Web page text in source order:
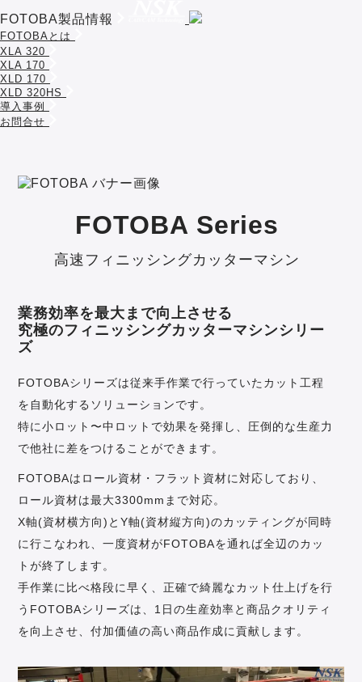
FOTOBA製品情報
FOTOBAとは
XLA 320
XLA 170
XLD 170
XLD 320HS
導入事例
お問合せ
FOTOBA Series
高速フィニッシングカッターマシン
業務効率を最大まで向上させる
究極のフィニッシングカッターマシンシリー
ズ
FOTOBAシリーズは従来手作業で行っていたカット工程
を自動化するソリューションです。
特に小ロット〜中ロットで効果を発揮し、圧倒的な生産力
で他社に差をつけることができます。
FOTOBAはロール資材・フラット資材に対応しており、
ロール資材は最大3300mmまで対応。
X軸(資材横方向)とY軸(資材縦方向)のカッティングが同時
に行こなわれ、一度資材がFOTOBAを通れば全辺のカッ
トが終了します。
手作業に比べ格段に早く、正確で綺麗なカット仕上げを行
うFOTOBAシリーズは、1日の生産効率と商品クオリティ
を向上させ、付加価値の高い商品作成に貢献します。